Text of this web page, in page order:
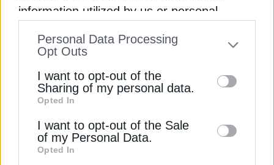
information utilized by us or personal
to your opt-out. You may separately opt-out
information by third parties on the IAB’s list
of downstream participants. This
information may also be disclosed by us to
third parties on theIAB’s List of
Downstream Participants
Personal Data Processing
Opt Outs
I want to opt-out of the
Sharing of my personal data.
Opted In
I want to opt-out of the Sale
of my Personal Data.
Opted In
Η Meta θα επενδύσει 1,5 δισ. δολάρια σε νέο data
ΗΠΑ ΚΕΝΤΡΑ ΔΕΔΟΜΕΝΩΝ (DATA CENTERS)
ΔΕΊΤΕ ΕΠΊΣΗΣ